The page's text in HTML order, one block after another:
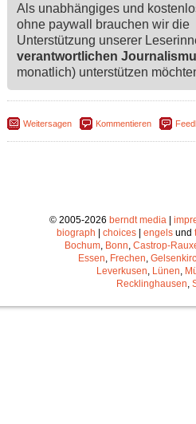
Als unabhängiges und
ohne paywall brauchen wir die
Unterstützung unserer
verantwortlichen
monatlich) unterstützen
Weitersagen Kommentieren
© 2005-2026 berndt media |
biograph | choices | engels und
Bochum Bonn Castrop-
Essen Frechen
Leverkusen Lünen
Recklinghausen